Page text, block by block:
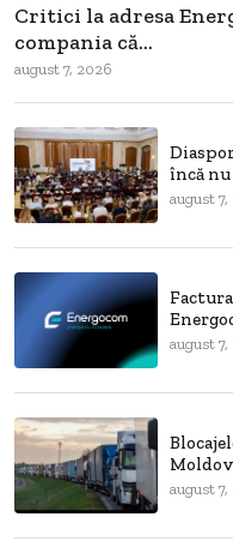
Critici la adresa
compania că...
august 7, 2026
încă nu
august
august
august